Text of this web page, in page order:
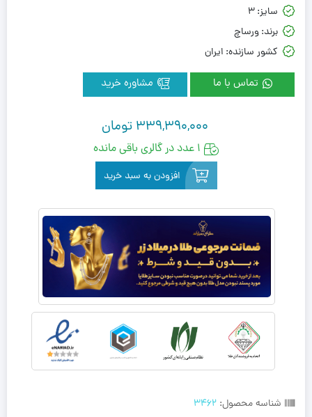
شناسه محصول: 3462
سایز:3
برند:ورساچ
کشور سازنده: ایران
تماس با ما
339,390,000 تومان
1 عدد در گالری باقی مانده
افزودن به سبد خرید